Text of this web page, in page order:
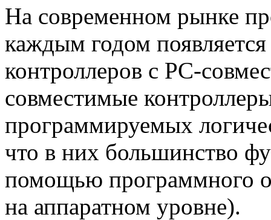
На современном рынке
каждым годом
контроллеров с РС-
совместимые
программируемых
что в них большинство
помощью программного
на аппаратном уровне).